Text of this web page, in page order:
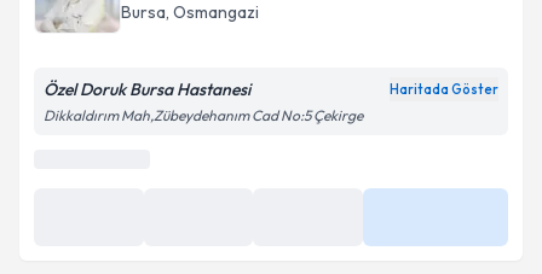
Bursa, Osmangazi
Özel Doruk Bursa Hastanesi Haritada Göster
Dikkaldırım Mah,Zübeydehanım Cad No:5 Çekirge